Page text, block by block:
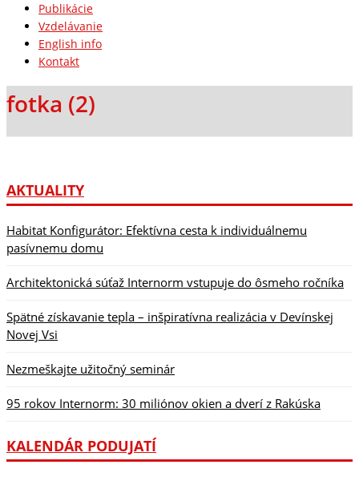
Publikácie
Vzdelávanie
English info
Kontakt
fotka (2)
AKTUALITY
Habitat Konfigurátor: Efektívna cesta k individuálnemu
pasívnemu domu
Architektonická súťaž Internorm vstupuje do ôsmeho ročníka
Spätné získavanie tepla – inšpiratívna realizácia v Devínskej
Novej Vsi
Nezmeškajte užitočný seminár
95 rokov Internorm: 30 miliónov okien a dverí z Rakúska
KALENDÁR PODUJATÍ